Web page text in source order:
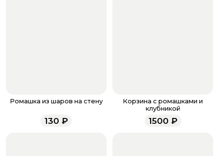
звоните по номеру телефона
напишите WhatsApp
+7 937 333-66-53. Наши
менеджеры работают ежедневно с 9.00 до 23.00 и
всегда рады проконсультировать вас.
Ромашка из шаров на стену
130 ₽
Корзина с ромашками и
клубникой
1500 ₽